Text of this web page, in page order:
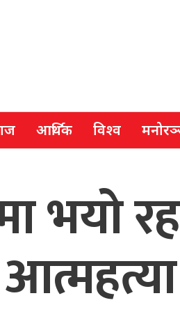
आर्थिक विश्व
भयो